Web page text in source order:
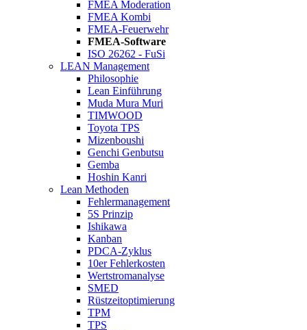
FMEA Moderation
FMEA Kombi
FMEA-Feuerwehr
FMEA-Software
ISO 26262 - FuSi
LEAN Management
Philosophie
Lean Einführung
Muda Mura Muri
TIMWOOD
Toyota TPS
Mizenboushi
Genchi Genbutsu
Gemba
Hoshin Kanri
Lean Methoden
Fehlermanagement
5S Prinzip
Ishikawa
Kanban
PDCA-Zyklus
10er Fehlerkosten
Wertstromanalyse
SMED
Rüstzeitoptimierung
TPM
TPS